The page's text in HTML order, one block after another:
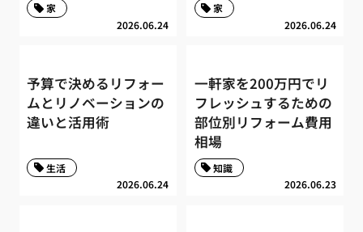
2026.06.24
家
2026.06.24
家
予算で決めるリフォー
ムとリノベーションの
違いと活用術
2026.06.24
生活
一軒家を200万円でリ
フレッシュするための
部位別リフォーム費用
相場
2026.06.23
知識